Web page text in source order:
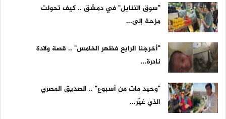
"سوق التنابل" في دمشق .. كيف تحولت
مزحة إلى...
"أخرجنا الرابع فظهر الخامس" .. قصة ولادة
نادرة...
"وحيد مات من أسبوع" .. الصديق المصري
الذي غيّر...